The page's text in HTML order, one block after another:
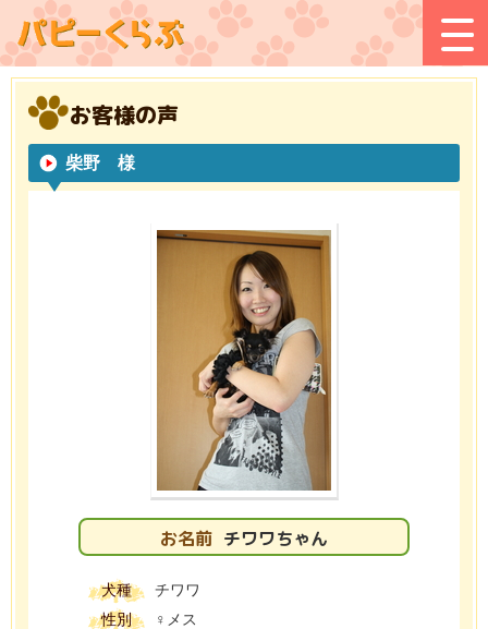
お客様の声
柴野 様
お名前 チワワちゃん
犬種
チワワ
性別
♀メス